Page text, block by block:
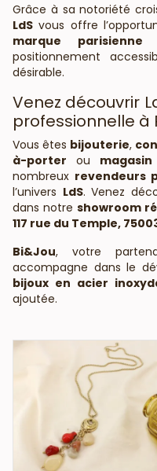
Grâce à sa notoriété
LdS vous offre
marque parisienne
positionnement
désirable.
Venez découvrir
professionnelle à
Vous êtes bijouterie,
à-porter ou
nombreux revendeurs
l’univers LdS. Venez
dans notre showroom
117 rue du Temple,
Bi&Jou, votre
accompagne dans le
bijoux en acier
ajoutée.